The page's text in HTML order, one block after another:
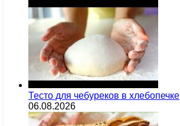
Тесто для чебуреков в хлебопечке
06.08.2026